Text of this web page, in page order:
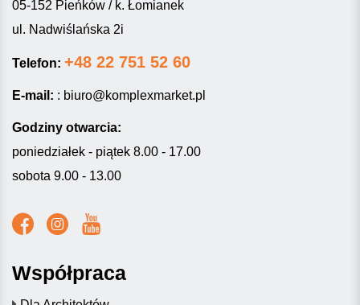
05-152 Pieńków / k. Łomianek
ul. Nadwiślańska 2i
Telefon: +48 22 751 52 60
E-mail: : biuro@komplexmarket.pl
Godziny otwarcia:
poniedziałek - piątek 8.00 - 17.00
sobota 9.00 - 13.00
Współpraca